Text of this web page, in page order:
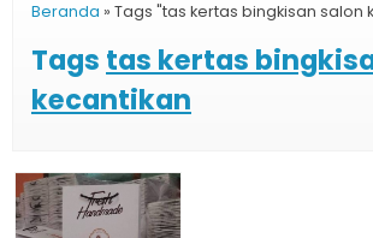
Beranda » Tags "tas kertas bingkisan salon
Tags tas kertas
kecantikan